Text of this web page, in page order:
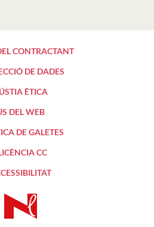
CONTRACTANT
DE DADES
ÈTICA
DEL WEB
DE GALETES
CC